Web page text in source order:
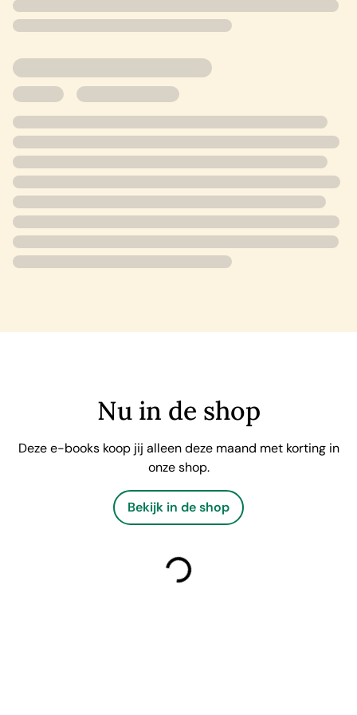
Nu in de shop
Deze e-books koop jij alleen deze maand met korting in
onze shop.
Bekijk in de shop
laden